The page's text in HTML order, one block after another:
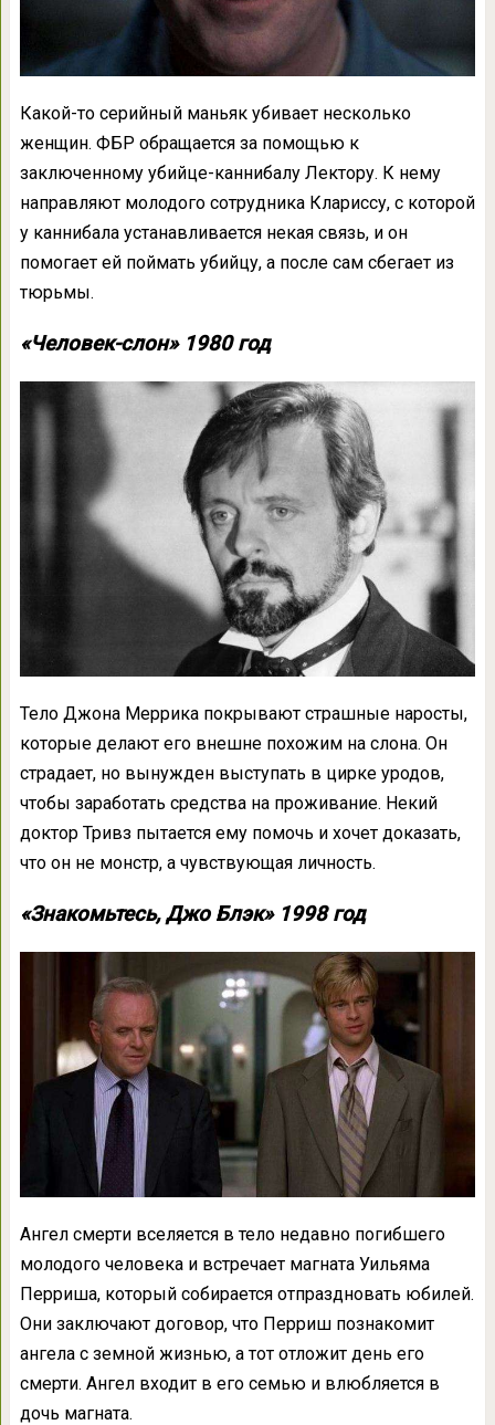
Какой-то серийный маньяк убивает несколько
женщин. ФБР обращается за помощью к
заключенному убийце-каннибалу Лектору. К нему
направляют молодого сотрудника Клариссу, с которой
у каннибала устанавливается некая связь, и он
помогает ей поймать убийцу, а после сам сбегает из
тюрьмы.
«Человек-слон» 1980 год
Тело Джона Меррика покрывают страшные наросты,
которые делают его внешне похожим на слона. Он
страдает, но вынужден выступать в цирке уродов,
чтобы заработать средства на проживание. Некий
доктор Тривз пытается ему помочь и хочет доказать,
что он не монстр, а чувствующая личность.
«Знакомьтесь, Джо Блэк» 1998 год
Ангел смерти вселяется в тело недавно погибшего
молодого человека и встречает магната Уильяма
Перриша, который собирается отпраздновать юбилей.
Они заключают договор, что Перриш познакомит
ангела с земной жизнью, а тот отложит день его
смерти. Ангел входит в его семью и влюбляется в
дочь магната.